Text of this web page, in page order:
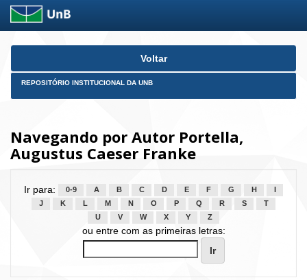
Skip
Voltar
REPOSITÓRIO INSTITUCIONAL DA UNB
Navegando por Autor Portella,
Augustus Caeser Franke
Ir para: 0-9 A B C D E F G H
J
K L M N O P Q R S
T
U
V W X Y Z
ou entre com as primeiras letras: